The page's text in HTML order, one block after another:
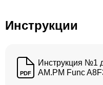
Инструкции
PDF
Инструкция №1
AM.PM Func